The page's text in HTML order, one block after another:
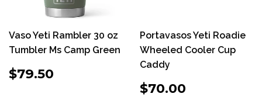
Vaso Yeti Rambler 30 oz
Tumbler Ms Camp Green
PRECIO
HABITUAL
$79.50
Portavasos Yeti Roadie
Wheeled Cooler Cup
Caddy
PRECIO
HABITUAL
$70.00